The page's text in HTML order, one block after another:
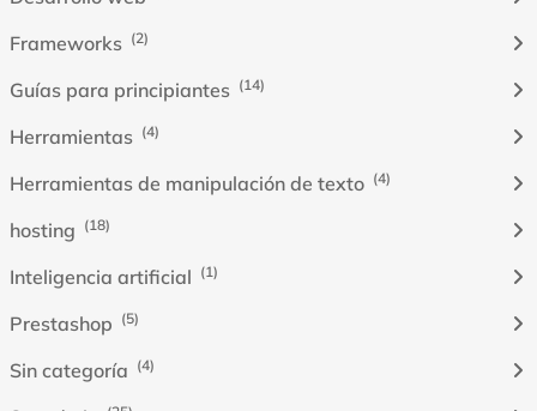
Frameworks (2)
Guías para principiantes (14)
Herramientas (4)
Herramientas de manipulación de texto (4)
hosting (18)
Inteligencia artificial (1)
Prestashop (5)
Sin categoría (4)